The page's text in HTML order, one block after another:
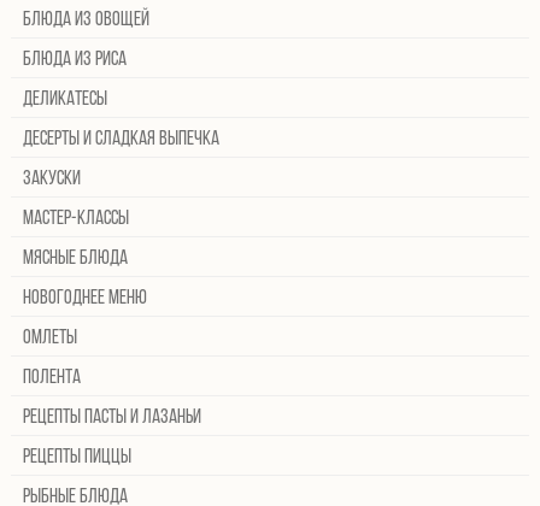
Блюда из овощей
Блюда из риса
Деликатесы
Десерты и сладкая выпечка
Закуски
Мастер-классы
Мясные блюда
Новогоднее меню
Омлеты
Полента
Рецепты пасты и лазаньи
Рецепты пиццы
Рыбные блюда